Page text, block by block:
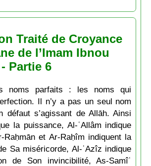
Traité de Croyance
de l’Imam Ibnou
Partie 6
noms parfaits : les noms qui
Il n’y a pas un seul nom
défaut s’agissant de Allāh. Ainsi
la puissance, Al-ʿAllâm indique
Raḥmān et Ar-Raḥîm indiquent la
Sa miséricorde, Al-ʿAzîz indique
de Son invincibilité, As-Samîʿ